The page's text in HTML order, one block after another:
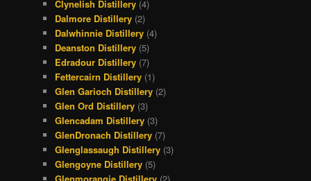
Clynelish Distillery (4)
Dalmore Distillery (2)
Dalwhinnie Distillery (4)
Deanston Distillery (5)
Edradour Distillery (7)
Fettercairn Distillery (1)
Glen Garioch Distillery (2)
Glen Ord Distillery (3)
Glencadam Distillery (3)
GlenDronach Distillery (7)
Glenglassaugh Distillery (3)
Glengoyne Distillery (5)